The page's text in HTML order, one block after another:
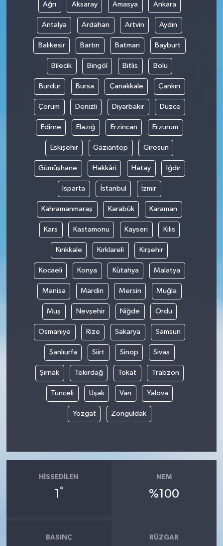
Ağrı Aksaray Amasya Ankara
Antalya Ardahan Artvin Aydın
Balıkesir Bartın Batman Bayburt
Bilecik Bingöl Bitlis Bolu
Burdur Bursa Çanakkale Çankırı
Çorum Denizli Diyarbakır Düzce
Edirne Elazığ Erzincan Erzurum
Eskişehir Gaziantep Giresun
Gümüşhane Hakkâri Hatay Iğdır
Isparta İstanbul İzmir
Kahramanmaraş Karabük Karaman
Kars Kastamonu Kayseri Kilis
Kırıkkale Kırklareli Kırşehir
Kocaeli Konya Kütahya Malatya
Manisa Mardin Mersin Muğla
Muş Nevşehir Niğde Ordu
Osmaniye Rize Sakarya Samsun
Şanlıurfa Siirt Sinop Sivas
Şırnak Tekirdağ Tokat Trabzon
Tunceli Uşak Van Yalova
Yozgat Zonguldak
HISSEDILEN
1 °
NEM
%100
BASINÇ RÜZGAR